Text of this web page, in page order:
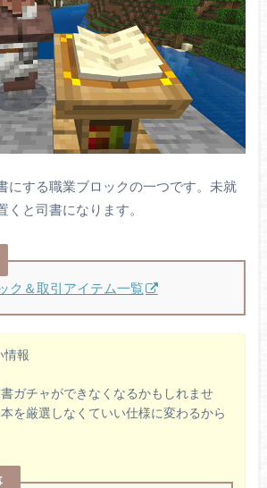
にする職業ブロックの一つです。未就
と司書になります。
ク＆取引アイテム一覧
情報
ガチャができなくなるかもしれませ
を厳選しなくていい仕様に変わるから